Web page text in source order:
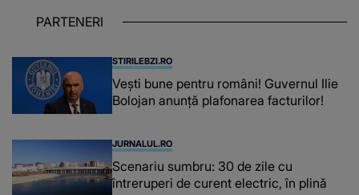
PARTENERI
STIRILEBZI.RO
Vești bune pentru români! Guvernul Ilie
Bolojan anunță plafonarea facturilor!
JURNALUL.RO
Scenariu sumbru: 30 de zile cu
întreruperi de curent electric, în plină